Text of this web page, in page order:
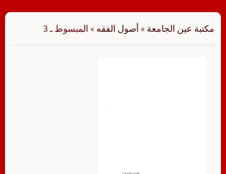
مكتبة عين الجامعة » أصول الفقه » المبسوط ـ 3